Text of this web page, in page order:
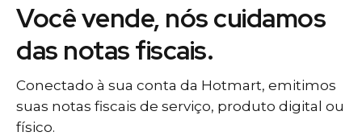
Você vende, nós cuidamos
das notas fiscais.
Conectado à sua conta da Hotmart, emitimos
suas notas fiscais de serviço, produto digital ou
físico.